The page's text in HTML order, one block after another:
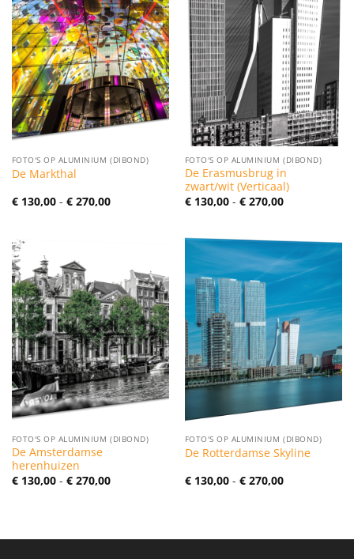
FOTO'S OP ALUMINIUM (DIBOND)
De Markthal
€130,00 - €270,00Prijsklasse:
€ 130,00
FOTO'S OP ALUMINIUM (DIBOND)
De Erasmusbrug in
zwart/wit (Verticaal)
€130,00 - €270,00Prijsklasse:
€ 130,00
FOTO'S OP ALUMINIUM (DIBOND)
De Amsterdamse
herenhuizen
€130,00 - €270,00Prijsklasse:
€ 130,00
FOTO'S OP ALUMINIUM (DIBOND)
De Rotterdamse Skyline
€130,00 - €270,00Prijsklasse:
€ 130,00